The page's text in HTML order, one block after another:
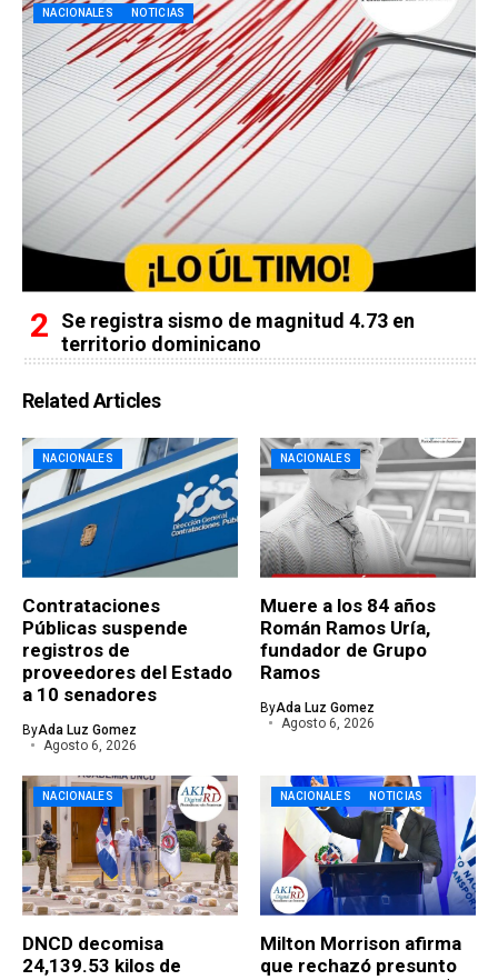
NACIONALES NOTICIAS
Se registra sismo de magnitud 4.73 en
territorio dominicano
Related Articles
NACIONALES
Contrataciones
Públicas suspende
registros de
proveedores del Estado
a 10 senadores
ByAda Luz Gomez
Agosto 6, 2026
NACIONALES
Muere a los 84 años
Román Ramos Uría,
fundador de Grupo
Ramos
ByAda Luz Gomez
Agosto 6, 2026
NACIONALES
DNCD decomisa
24,139.53 kilos de
NACIONALES NOTICIAS
Milton Morrison afirma
que rechazó presunto